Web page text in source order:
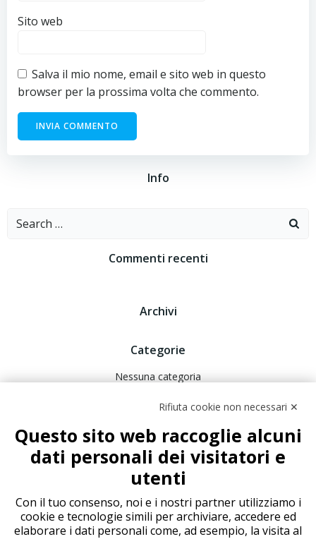
Sito web
Salva il mio nome, email e sito web in questo
browser per la prossima volta che commento.
Info
Search
Commenti recenti
Archivi
Categorie
Nessuna categoria
Meta
Accedi
Feed dei contenuti
Feed dei commenti
WordPress.org
Rifiuta cookie non necessari ✕
Questo sito web raccoglie alcuni
dati personali dei visitatori e
utenti
Con il tuo consenso, noi e i nostri partner utilizziamo i
cookie e tecnologie simili per archiviare, accedere ed
elaborare i dati personali come, ad esempio, la visita al